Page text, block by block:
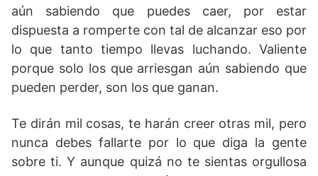
aún sabiendo que puedes caer, por estar
dispuesta a romperte con tal de alcanzar eso por
lo que tanto tiempo llevas luchando. Valiente
porque solo los que arriesgan aún sabiendo que
pueden perder, son los que ganan.
Te dirán mil cosas, te harán creer otras mil, pero
nunca debes fallarte por lo que diga la gente
sobre ti. Y aunque quizá no te sientas orgullosa